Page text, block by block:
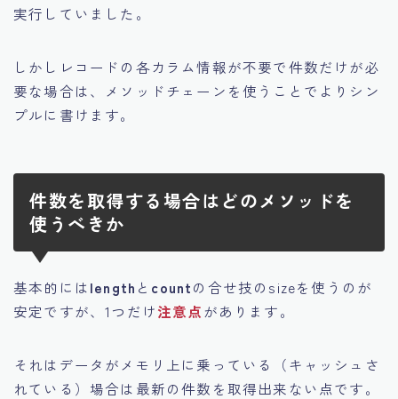
実行していました。
しかしレコードの各カラム情報が不要で件数だけが必
要な場合は、メソッドチェーンを使うことでよりシン
プルに書けます。
件数を取得する場合はどのメソッドを
使うべきか
基本的にはlength と countの合せ技のsizeを使うのが
安定ですが、1つだけ注意点があります。
それはデータがメモリ上に乗っている（キャッシュさ
れている）場合は最新の件数を取得出来ない点です。